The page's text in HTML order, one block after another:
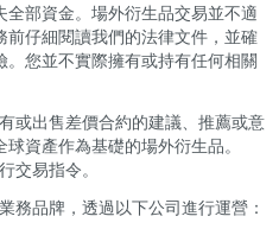
部資金。場外衍生品交易並不適
仔細閱讀我們的法律文件，並確
您並不實際擁有或持有任何相關
或出售差價合約的建議、推薦或意
資產作為基礎的場外衍生品。
交易指令。
務品牌，透過以下公司進行運營：